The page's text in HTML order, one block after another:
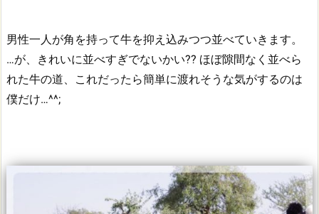
男性一人が角を持って牛を抑え込みつつ並べていきます。
…が、きれいに並べすぎでないかい?? ほぼ隙間なく並べら
れた牛の道、これだったら簡単に渡れそうな気がするのは
僕だけ…^^;